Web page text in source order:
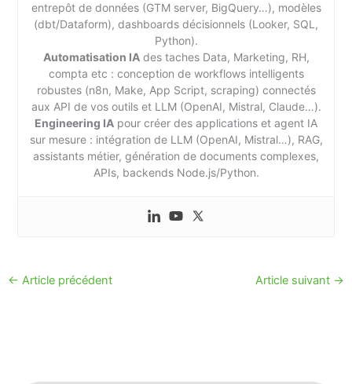
entrepôt de données (GTM server, BigQuery…), modèles
(dbt/Dataform), dashboards décisionnels (Looker, SQL,
Python).
Automatisation IAdes taches Data, Marketing, RH,
compta etc : conception de workflows intelligents
robustes (n8n, Make, App Script, scraping) connectés
aux API de vos outils et LLM (OpenAI, Mistral, Claude…).
Engineering IA pour créer des applications et agent IA
sur mesure : intégration de LLM (OpenAI, Mistral…), RAG,
assistants métier, génération de documents complexes,
APIs, backends Node.js/Python.
← Article précédent Article suivant →